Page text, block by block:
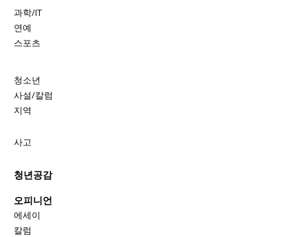
과학/IT
연예
스포츠
청소년
사설/칼럼
지역
사고
청년공감
오피니언
에세이
칼럼